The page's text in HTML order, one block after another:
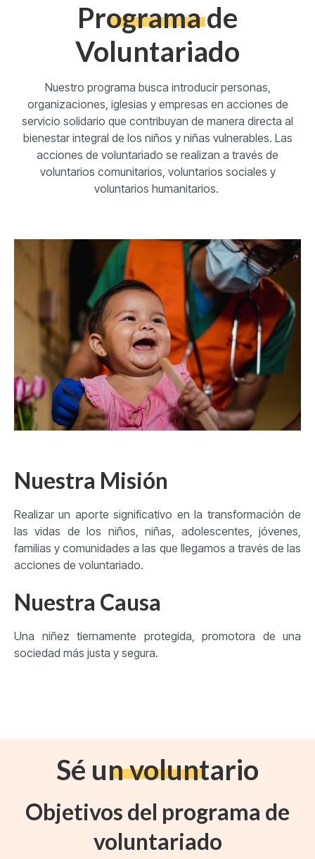
Programa de
Voluntariado
Nuestro programa busca introducir personas,
organizaciones, iglesias y empresas en acciones de
servicio solidario que contribuyan de manera directa al
bienestar integral de los niños y niñas vulnerables. Las
acciones de voluntariado se realizan a través de
voluntarios comunitarios, voluntarios sociales y
voluntarios humanitarios.
Nuestra Misión
Realizar un aporte significativo en la transformación de
las vidas de los niños, niñas, adolescentes, jóvenes,
familias y comunidades a las que llegamos a través de las
acciones de voluntariado.
Nuestra Causa
Una niñez tiernamente protegida, promotora de una
sociedad más justa y segura.
Sé un voluntario
Objetivos del programa de
voluntariado